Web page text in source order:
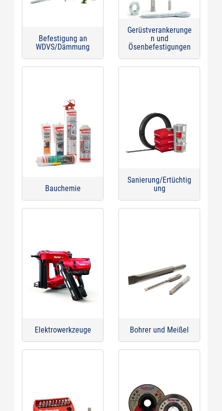
Befestigung an
WDVS/Dämmung
Gerüstverankerunge
n und
Ösenbefestigungen
Bauchemie
Sanierung/Ertüchtig
ung
Elektrowerkzeuge Bohrer und Meißel